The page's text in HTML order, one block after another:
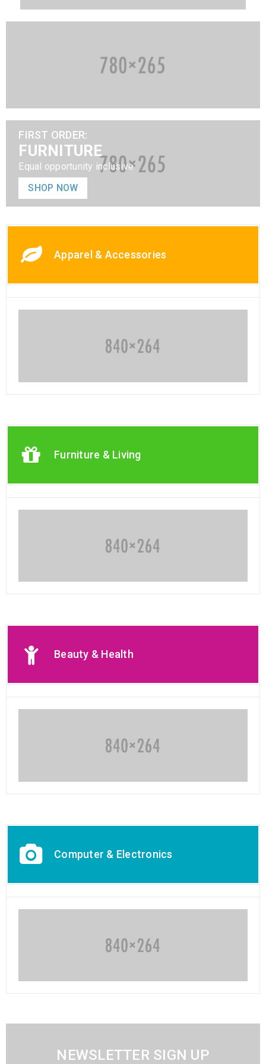
FIRST ORDER:
FURNITURE
Equal opportunity inclusive
SHOP NOW
Apparel & Accessories
Furniture & Living
Beauty & Health
Computer & Electronics
NEWSLETTER SIGN UP